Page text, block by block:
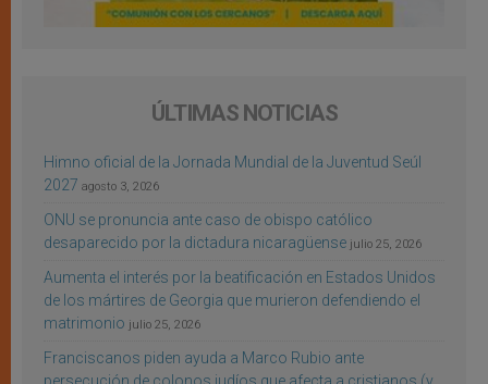
ÚLTIMAS NOTICIAS
Himno oficial de la Jornada Mundial de la Juventud Seúl
2027 agosto 3, 2026
ONU se pronuncia ante caso de obispo católico
desaparecido por la dictadura nicaragüense julio 25, 2026
Aumenta el interés por la beatificación en Estados Unidos
de los mártires de Georgia que murieron defendiendo el
matrimonio julio 25, 2026
Franciscanos piden ayuda a Marco Rubio ante